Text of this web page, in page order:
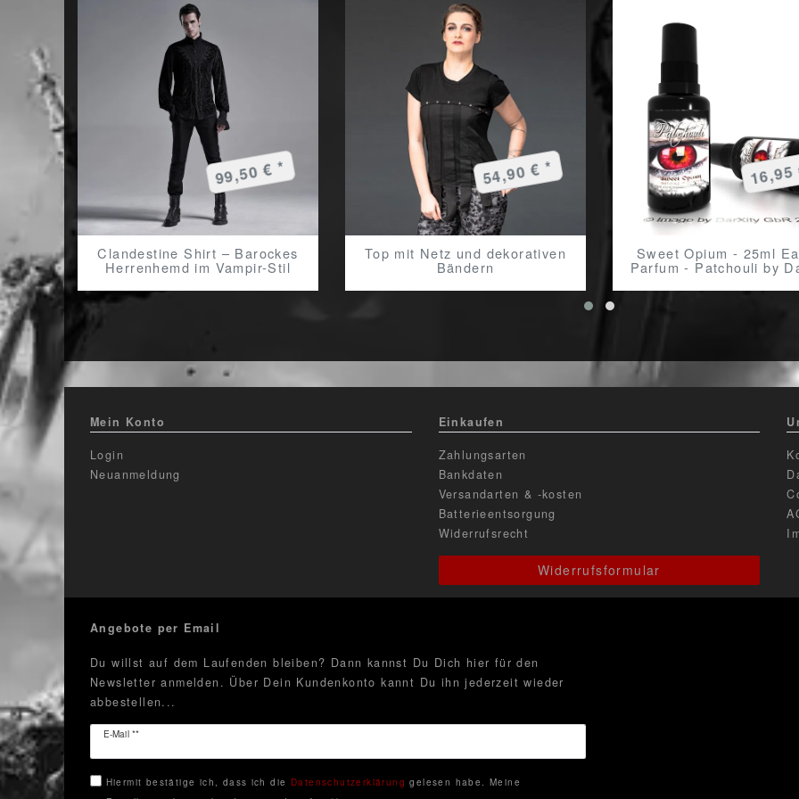
Clandestine Shirt – Barockes
Herrenhemd im Vampir-Stil
99,50 € *
Top mit Netz und dekorativen
Bändern
54,90 € *
Sweet Opium - 25ml
Parfum - Patchouli by
Mein Konto
Login
Neuanmeldung
Einkaufen
Zahlungsarten
Bankdaten
Versandarten & -kosten
Batterieentsorgung
Widerrufsrecht
Widerrufsformular
Angebote per Email
Du willst auf dem Laufenden bleiben? Dann kannst Du Dich hier für den
Newsletter anmelden. Über Dein Kundenkonto kannt Du ihn jederzeit wieder
abbestellen...
E-Mail **
Newsletter
Hiermit bestätige ich, dass ich die Daten­schutz­erklärung gelesen habe. Meine